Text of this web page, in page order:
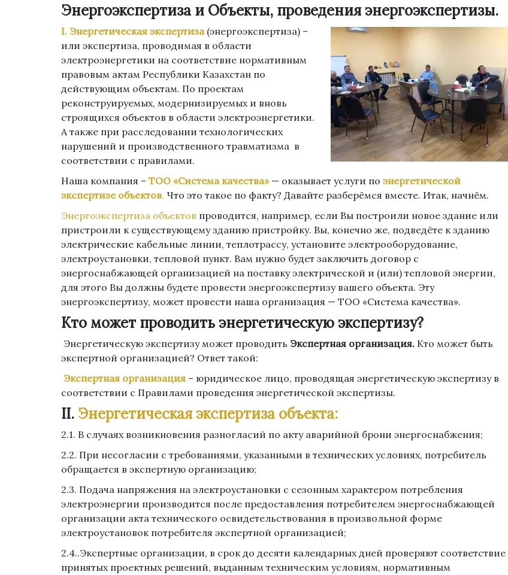
Энергоэкспертиза и Объекты, проведения энергоэкспертизы.
I. Энергетическая экспертиза(энергоэкспертиза) –
или экспертиза, проводимая в области
электроэнергетики на соответствие нормативным
правовым актам Республики Казахстан по
действующим объектам. По проектам
реконструируемых, модернизируемых и вновь
строящихся объектов в области электроэнергетики.
А также при расследовании технологических
нарушений и производственного травматизма в
соответствии с правилами.
Наша компания – ТОО «Система качества»— оказывает услуги по энергетической
экспертизе объектов. Что это такое по факту? Давайте разберёмся вместе. Итак, начнём.
Энергоэкспертиза объектов проводится, например, если Вы построили новое здание или
пристроили к существующему зданию пристройку. Вы, конечно же, подведёте к зданию
электрические кабельные линии, теплотрассу, установите электрооборудование,
электроустановки, тепловой пункт. Вам нужно будет заключить договор с
энергоснабжающей организацией на поставку электрической и (или) тепловой энергии,
для этого Вы должны будете провести энергоэкспертизу вашего объекта. Эту
энергоэкспертизу, может провести наша организация — ТОО «Система качества».
Кто может проводить энергетическую экспертизу?
Энергетическую экспертизу может проводить Экспертная организация. Кто может быть
экспертной организацией? Ответ такой:
Экспертная организация – юридическое лицо, проводящая энергетическую экспертизу в
соответствии с Правилами проведения энергетической экспертизы.
II. Энергетическая экспертиза объекта:
2.1. В случаях возникновения разногласий по акту аварийной брони энергоснабжения;
2.2. При несогласии с требованиями, указанными в технических условиях, потребитель
обращается в экспертную организацию;
2.3. Подача напряжения на электроустановки с сезонным характером потребления
электроэнергии производится после предоставления потребителем энергоснабжающей
организации акта технического освидетельствования в произвольной форме
электроустановок потребителя экспертной организацией;
2.4..Экспертные организации, в срок до десяти календарных дней проверяют соответствие
принятых проектных решений, выданным техническим условиям, нормативным